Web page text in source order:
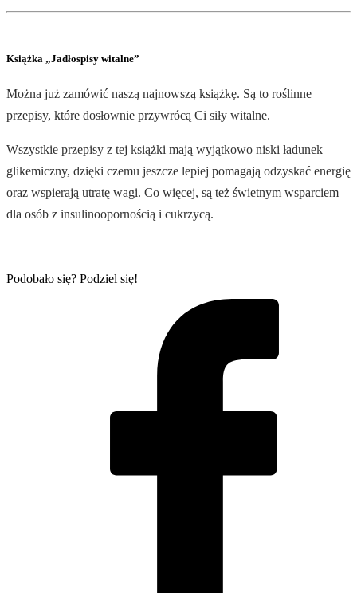
Książka „Jadłospisy witalne”
Można już zamówić naszą najnowszą książkę. Są to roślinne
przepisy, które dosłownie przywrócą Ci siły witalne.
Wszystkie przepisy z tej książki mają wyjątkowo niski ładunek
glikemiczny, dzięki czemu jeszcze lepiej pomagają odzyskać energię
oraz wspierają utratę wagi. Co więcej, są też świetnym wsparciem
dla osób z insulinoopornością i cukrzycą.
Podobało się? Podziel się!